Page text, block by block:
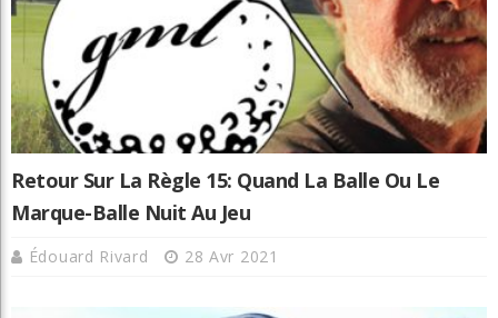
Retour Sur La Règle 15: Quand La Balle Ou Le
Marque-Balle Nuit Au Jeu
Édouard Rivard 28 Avr 2021